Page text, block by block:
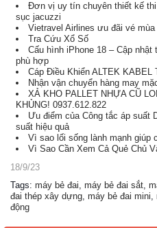
Đơn vị uy tín chuyên thiết kế
sục jacuzzi
Vietravel Airlines ưu đãi vé
Tra Cứu Xổ Số
Cấu hình iPhone 18 – Cập
phù hợp
Cáp Điều Khiển ALTEK KABEL
Nhận vận chuyển hàng may
XẢ KHO PALLET NHỰA CŨ
KHỦNG! 0937.612.822
Ưu điểm của Công tắc áp suất
suất hiệu quả
Vì sao lối sống lành mạnh giúp
Vì Sao Cần Xem Cả Quẻ Chủ
18/9/23
Tags: máy bẻ đai, máy bẻ đai sắt,
đai thép xây dựng, máy bẻ đai mini,
động